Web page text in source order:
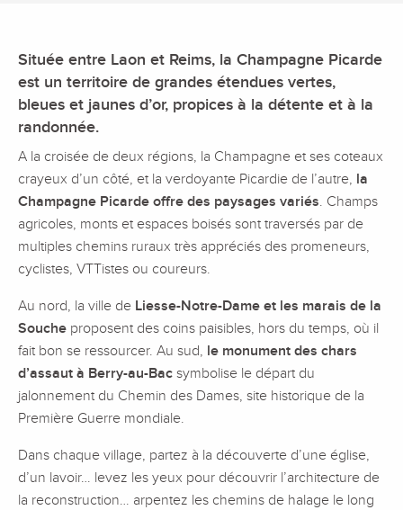
Située entre Laon et Reims, la Champagne Picarde
est un territoire de grandes étendues vertes,
bleues et jaunes d’or, propices à la détente et à la
randonnée.
A la croisée de deux régions, la Champagne et ses coteaux
crayeux d’un côté, et la verdoyante Picardie de l’autre, la
Champagne Picarde offre des paysages variés. Champs
agricoles, monts et espaces boisés sont traversés par de
multiples chemins ruraux très appréciés des promeneurs,
cyclistes, VTTistes ou coureurs.
Au nord, la ville de Liesse-Notre-Dame et les marais de la
Souche proposent des coins paisibles, hors du temps, où il
fait bon se ressourcer. Au sud, le monument des chars
d’assaut à Berry-au-Bac symbolise le départ du
jalonnement du Chemin des Dames, site historique de la
Première Guerre mondiale.
Dans chaque village, partez à la découverte d’une église,
d’un lavoir… levez les yeux pour découvrir l’architecture de
la reconstruction… arpentez les chemins de halage le long